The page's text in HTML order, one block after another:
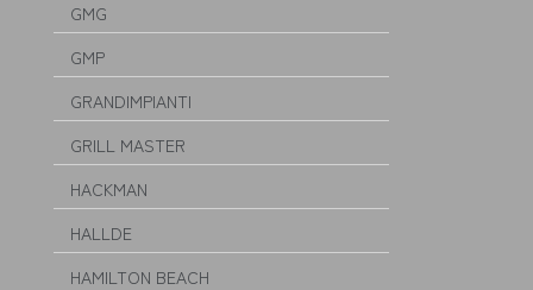
GMG
GMP
GRANDIMPIANTI
GRILL MASTER
HACKMAN
HALLDE
HAMILTON BEACH